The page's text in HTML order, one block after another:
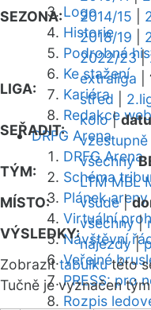
Logo
Historie
Podrobná
Ke stažení
Kariéra
Redakce
DRFG Arena
DRFG Arena
Schéma
Plánek areny
Virtuální
Návštěvní
Veřejné
PRESS: pro
Rozpis
SEZONA:
2014/15
2018/19
2022/23|
LIGA:
extraliga
střed
SEŘADIT:
kolo|
vzestupně
TÝM:
všechny
LTM MBL
MÍSTO:
všude|
VÝSLEDKY:
všechny|
nájezdy|
Zobrazittabulkutéto
Tučně je vyznačen